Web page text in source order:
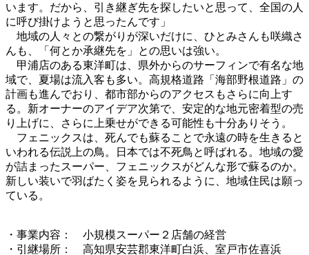
います。だから、引き継ぎ先を探したいと思って、全国の人
に呼び掛けようと思ったんです」
地域の人々との繋がりが深いだけに、ひとみさんも咲織さ
んも、「何とか承継先を」との思いは強い。
甲浦店のある東洋町は、県外からのサーフィンで有名な地
域で、夏場は流入客も多い。高規格道路「海部野根道路」の
計画も進んでおり、都市部からのアクセスもさらに向上す
る。新オーナーのアイデア次第で、安定的な地元密着型の売
り上げに、さらに上乗せができる可能性も十分ありそう。
フェニックスは、死んでも蘇ることで永遠の時を生きると
いわれる伝説上の鳥。日本では不死鳥と呼ばれる。地域の愛
が詰まったスーパー、フェニックスがどんな形で蘇るのか。
新しい装いで羽ばたく姿を見られるように、地域住民は願っ
ている。
・事業内容： 小規模スーパー２店舗の経営
・引継場所： 高知県安芸郡東洋町白浜、室戸市佐喜浜